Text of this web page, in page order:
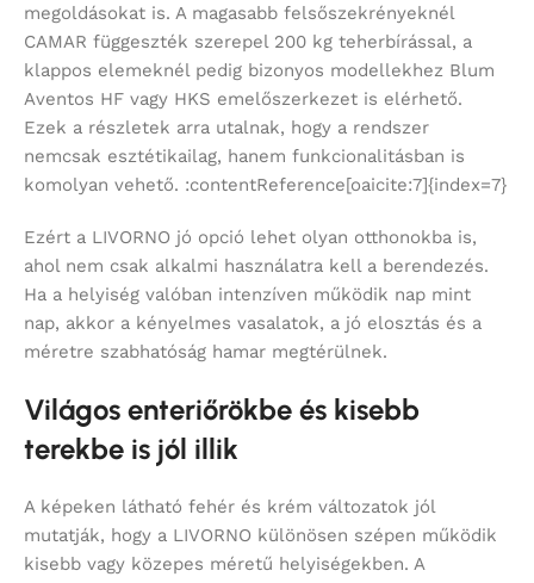
megoldásokat is. A magasabb felsőszekrényeknél
CAMAR függeszték szerepel 200 kg teherbírással, a
klappos elemeknél pedig bizonyos modellekhez Blum
Aventos HF vagy HKS emelőszerkezet is elérhető.
Ezek a részletek arra utalnak, hogy a rendszer
nemcsak esztétikailag, hanem funkcionalitásban is
komolyan vehető. :contentReference[oaicite:7]{index=7}
Ezért a LIVORNO jó opció lehet olyan otthonokba is,
ahol nem csak alkalmi használatra kell a berendezés.
Ha a helyiség valóban intenzíven működik nap mint
nap, akkor a kényelmes vasalatok, a jó elosztás és a
méretre szabhatóság hamar megtérülnek.
Világos enteriőrökbe és kisebb
terekbe is jól illik
A képeken látható fehér és krém változatok jól
mutatják, hogy a LIVORNO különösen szépen működik
kisebb vagy közepes méretű helyiségekben. A